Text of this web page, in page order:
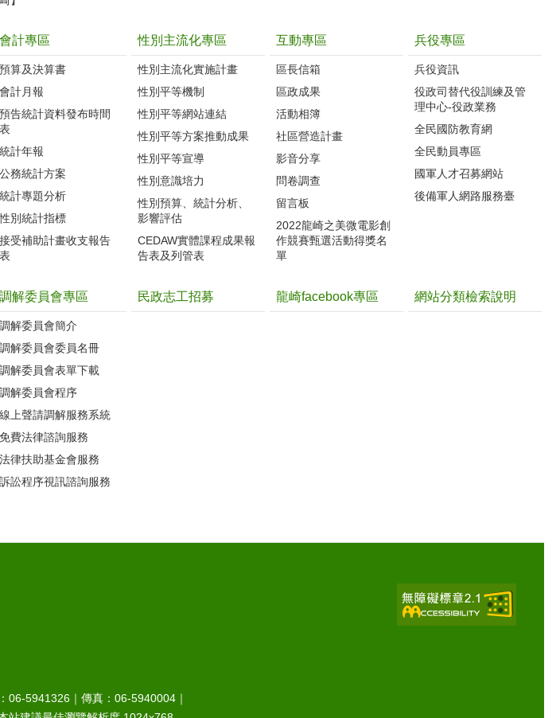
會計專區
預算及決算書
會計月報
預告統計資料發布時間
表
統計年報
公務統計方案
統計專題分析
性別統計指標
接受補助計畫收支報告
表
性別主流化專區
性別主流化實施計畫
性別平等機制
性別平等網站連結
性別平等方案推動成果
性別平等宣導
性別意識培力
性別預算、統計分析、
影響評估
CEDAW實體課程成果報
告表及列管表
互動專區
區長信箱
區政成果
活動相簿
社區營造計畫
影音分享
問卷調查
留言板
2022龍崎之美微電影創
作競賽甄選活動得獎名
單
兵役專區
兵役資訊
役政司替代役訓練及管
理中心-役政業務
全民國防教育網
全民動員專區
國軍人才召募網站
後備軍人網路服務臺
調解委員會專區
調解委員會簡介
調解委員會委員名冊
調解委員會表單下載
調解委員會程序
線上聲請調解服務系統
免費法律諮詢服務
法律扶助基金會服務
訴訟程序視訊諮詢服務
民政志工招募 龍崎facebook專區 網站分類檢索說明
06-5941326｜傳真：06-5940004｜